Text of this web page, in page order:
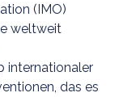
(IMO)
weltweit
internationaler
das es